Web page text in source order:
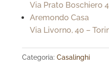
Via Prato Boschiero
Aremondo Casa
Via Livorno, 40 –
Categoria: Casalinghi